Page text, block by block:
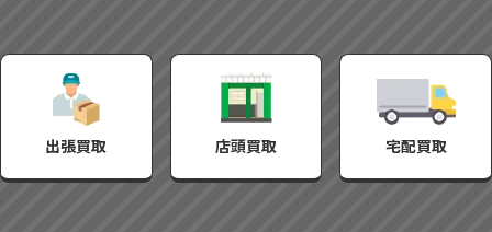
出張買取 店頭買取 宅配買取